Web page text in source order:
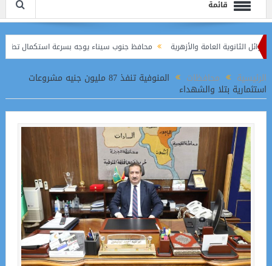
قائمة
محافظ جنوب سيناء يوجه بسرعة استكمال تطوير
الرئيسية محافظات المنوفية تنفذ 87 مليون جنيه مشروعات
استثمارية بتلا والشهداء